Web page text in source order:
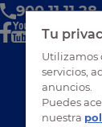
900 11 11 28
Tu
Utilizamos
servicios,
anuncios.
Puedes
nuestra